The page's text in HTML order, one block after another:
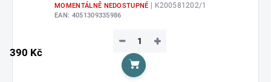
MOMENTÁLNĚ NEDOSTUPNÉ | K200581202/1
EAN: 4051309335986
390 Kč
+
−
Do košíku